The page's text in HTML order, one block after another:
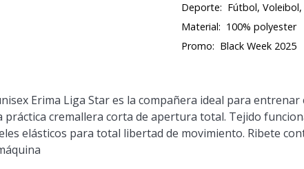
Deporte: Fútbol,
Material: 100% polyester
Promo: Black Week 2025
Erima Liga Star es la compañera ideal para
práctica cremallera corta de apertura total. Tejido
elásticos para total libertad de movimiento. Ribete